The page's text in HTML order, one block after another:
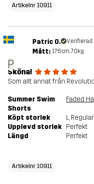
Artikelnr 10911
P
Patric O. Verifierad
Mått: 176cm, 70kg
Sköna!
Som allt annat från
Summer Swim
Shorts
Faded
Köpt storlek L, Regular
Upplevd storlek Perfekt
Längd
Perfekt
Artikelnr 10911